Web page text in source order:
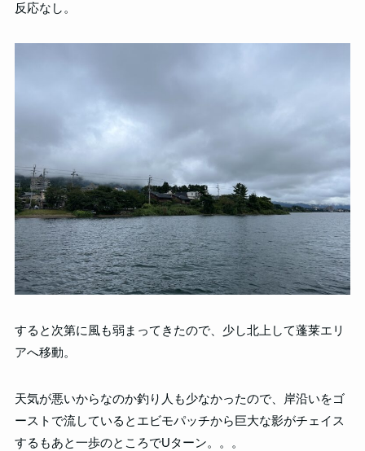
反応なし。
すると次第に風も弱まってきたので、少し北上して蓬莱エリ
アへ移動。
天気が悪いからなのか釣り人も少なかったので、岸沿いをゴ
ーストで流しているとエビモパッチから巨大な影がチェイス
するもあと一歩のところでUターン。。。